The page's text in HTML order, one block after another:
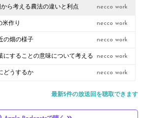
ら考える農法の違いと利点 necco work
作り necco work
の畑の様子 necco work
することの意味について考える necco work
どうするか necco work
最新5件の放送回を聴取できます